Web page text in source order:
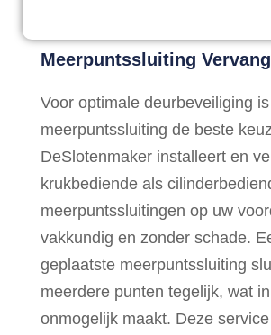
Meerpuntssluiting
Voor optimale deurbeveiliging
meerpuntssluiting de beste
DeSlotenmaker installeert en
krukbediende als
meerpuntssluitingen op uw
vakkundig en zonder schade.
geplaatste meerpuntssluiting
meerdere punten tegelijk, wat
onmogelijk maakt. Deze